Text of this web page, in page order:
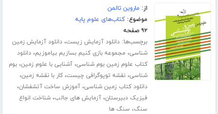
از: ماروین تالمن
موضوع:کتاب‌های علوم پایه
۹۲ صفحه
برچسب‌ها:دانلود آزمایش زیست،دانلود آزمایش زمین
شناسی، مجموعه بازی کنیم بسازیم بیاموزیم،دانلود
کتاب علوم زمین بوم شناسی،آشنایی با علوم زمین،بوم
شناسی،نقشه توپوگرافی چیست،کار با نقشه زمین،
دانلود کتاب زمین شناسی،آموزش ساخت آتشفشان،
فیزیک دبیرستان،آزمایش های جالب،شناخت انواع
سنگ، سنگ ها